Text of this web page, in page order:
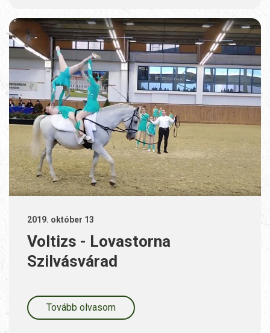
2019. október 13
Voltizs - Lovastorna
Szilvásvárad
Tovább olvasom